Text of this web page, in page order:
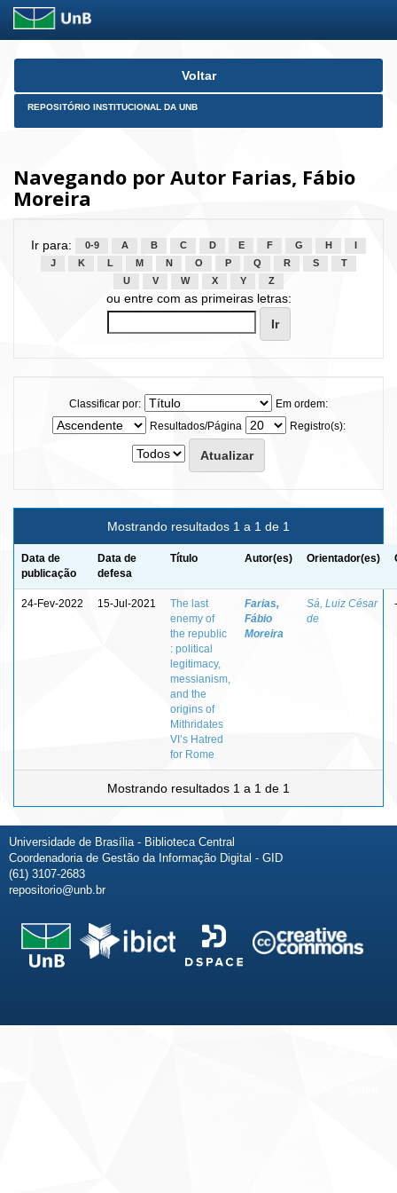
Skip
Voltar
REPOSITÓRIO INSTITUCIONAL DA UNB
Navegando por Autor Farias, Fábio
Moreira
Ir para: 0-9 A B C D E F G H
J
K L M N O P Q R S
T
U
V W X Y Z
ou entre com as primeiras letras:
Classificar por:
Em ordem:
Resultados/Página
Registro(s):
Mostrando resultados 1 a 1 de 1
Data de
publicação
Data de
defesa
Título Autor(es) Orientador(es)
24-Fev-2022 15-Jul-2021
The last
enemy of
the republic
: political
legitimacy,
messianism,
and the
origins of
Mithridates
VI’s Hatred
for Rome
Farias,
Fábio
Moreira
Sá, Luiz César
de
-
Mostrando resultados 1 a 1 de 1
Universidade de Brasília - Biblioteca Central
Coordenadoria de Gestão da Informação Digital - GID
(61) 3107-2683
repositorio@unb.br